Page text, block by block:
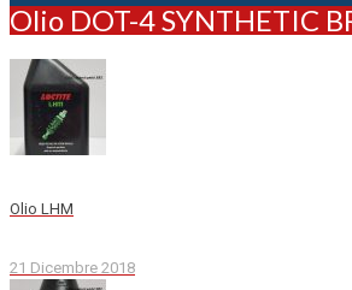
Olio DOT-4 SYNTHETIC
Olio LHM
21 Dicembre 2018